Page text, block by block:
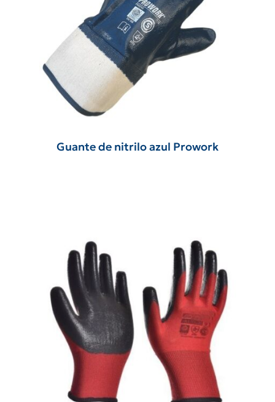
Guante de nitrilo azul Prowork